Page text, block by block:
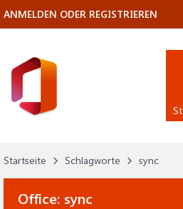
Startseite Schlagworte sync
Office: sync
ANMELDEN ODER REGISTRIEREN